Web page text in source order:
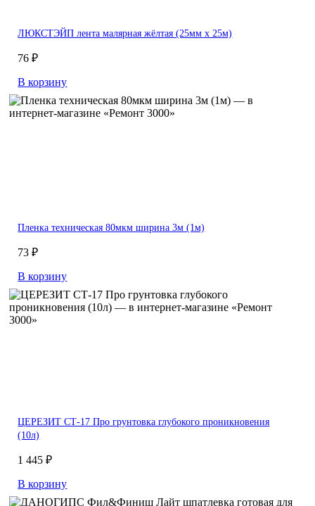
ЛЮКСТЭЙП лента малярная жёлтая (25мм х 25м)
76 ₽
В корзину
Пленка техническая 80мкм ширина 3м (1м)
73 ₽
В корзину
ЦЕРЕЗИТ СТ-17 Про грунтовка глубокого проникновения
(10л)
1 445 ₽
В корзину